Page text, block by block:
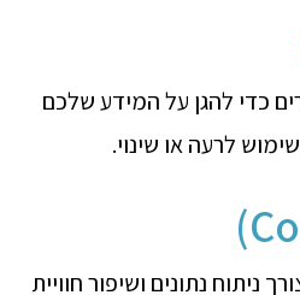
כדי להגן על המידע שלכם
לרעה או שינוי.
ניתוח נתונים ושיפור חוויית